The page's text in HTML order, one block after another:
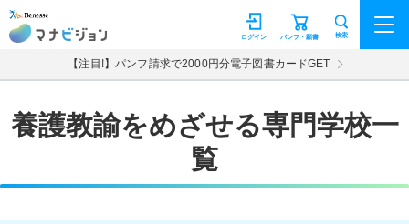
マナビジョン パンフ・願書
ログイン 検索
【注目!】パンフ請求で2000円分電子図書カードGET
養護教諭をめざせる専門学校一
覧